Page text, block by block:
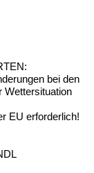
bei den
Wettersituation
EU erforderlich!